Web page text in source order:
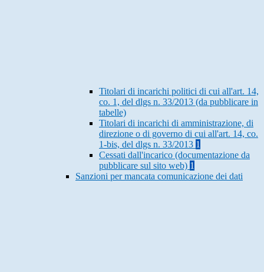
Titolari di incarichi politici di cui all'art. 14,
co. 1, del dlgs n. 33/2013 (da pubblicare in
tabelle)
Titolari di incarichi di amministrazione, di
direzione o di governo di cui all'art. 14, co.
1-bis, del dlgs n. 33/2013 1
Cessati dall'incarico (documentazione da
pubblicare sul sito web) 1
Sanzioni per mancata comunicazione dei dati